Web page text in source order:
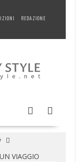
REDAZIONE
VIAGGIO